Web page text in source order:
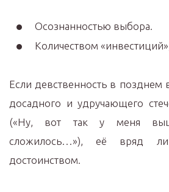
Осознанностью выбора.
Количеством
Если девственность в позднем
досадного и удручающего
(«Ну, вот так у меня
сложилось…»), её вряд
достоинством.